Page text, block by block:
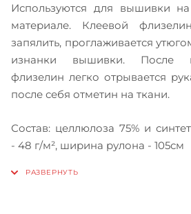
Используются для вышивки
материале. Клеевой
запялить, проглаживается
изнанки вышивки. После
флизелин легко отрывается
после себя отметин на ткани.
Состав: целлюлоза 75% и
- 48 г/м², ширина рулона - 105см